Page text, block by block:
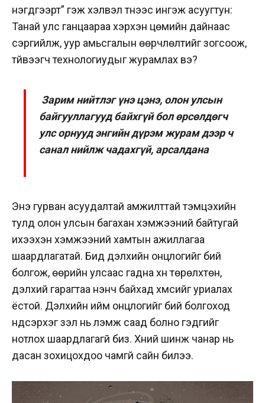
нэгдүгээрт” гэж хэлвэл түүнээс ингэж асуугтун:
Танай улс ганцаараа хэрхэн цөмийн дайнаас
сэргийлж, уур амьсгалын өөрчлөлтийг зогсоож,
түйвээгч технологиудыг журамлах вэ?
Зарим нийтлэг үнэ цэнэ, олон улсын
байгууллагууд байхгүй бол өрсөлдөгч
улс орнууд энгийн дүрэм журам дээр ч
санал нийлж чадахгүй, арсалдана
Энэ гурван асуудалтай амжилттай тэмцэхийн
тулд олон улсын багахан хэмжээний байтугай
ихээхэн хэмжээний хамтын ажиллагаа
шаардлагатай. Бид дэлхийн онцлогийг бий
болгож, өөрийн улсаас гадна хүн төрөлхтөн,
дэлхий гарагтаа үнэнч байхад хүмүүсийг уриалах
ёстой. Дэлхийн ийм онцлогийг бий болгоход
үндсэрхэг үзэл нь үлэмж саад болно гэдгийг
нотлох шаардлагагүй биз. Хүний шинж чанар нь
дасан зохицохдоо чамгүй сайн билээ.